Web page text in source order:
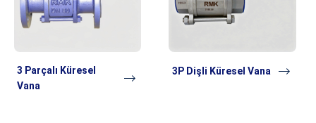
3 Parçalı Küresel
Vana
3P Dişli Küresel Vana